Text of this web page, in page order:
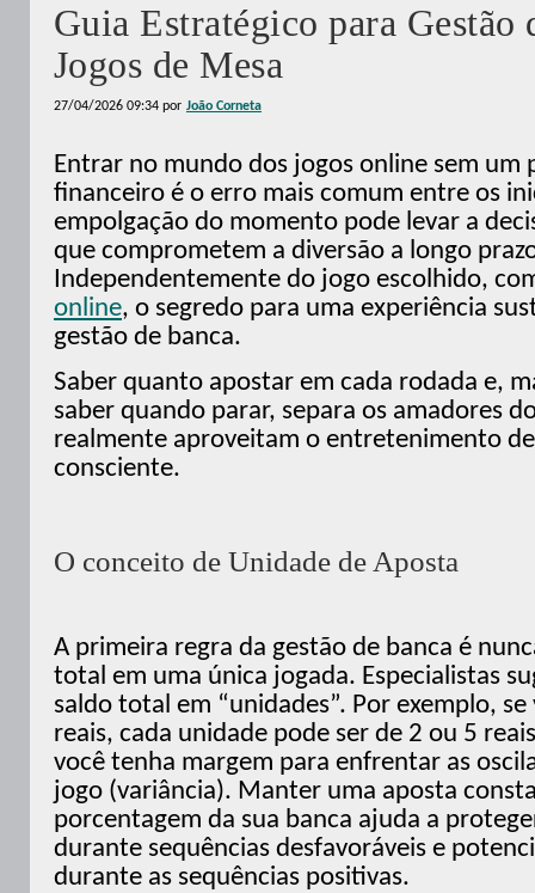
Guia Estratégico para Gestão
Jogos de Mesa
27/04/2026 09:34 por João Corneta
Entrar no mundo dos jogos online sem um
financeiro é o erro mais comum entre os
empolgação do momento pode levar a
que comprometem a diversão a longo
Independentemente do jogo escolhido,
online, o segredo para uma experiência
gestão de banca.
Saber quanto apostar em cada rodada e,
saber quando parar, separa os amadores
realmente aproveitam o entretenimento
consciente.
O conceito de Unidade de Aposta
A primeira regra da gestão de banca é
total em uma única jogada. Especialistas
saldo total em “unidades”. Por exemplo,
reais, cada unidade pode ser de 2 ou 5
você tenha margem para enfrentar as
jogo (variância). Manter uma aposta
porcentagem da sua banca ajuda a
durante sequências desfavoráveis e
durante as sequências positivas.